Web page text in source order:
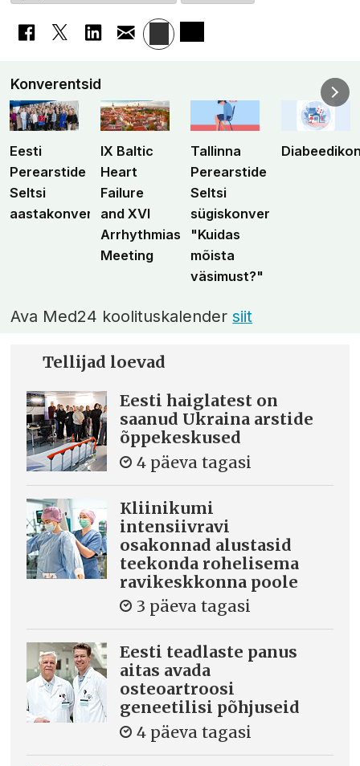
Konverentsid
Eesti
Perearstide
Seltsi
aastakonverents
IX Baltic
Heart
Failure
and XVI
Arrhythmias
Meeting
Tallinna
Perearstide
Seltsi
sügiskonverents
"Kuidas
mõista
väsimust?"
Ava Med24 koolituskalendersiit
Tellijad loevad
Eesti haiglatest on
saanud Ukraina arstide
õppekeskused
4 päeva tagasi
Kliinikumi
intensiivravi
osakonnad alustasid
teekonda rohelisema
ravikeskkonna poole
3 päeva tagasi
Eesti teadlaste panus
aitas avada
osteoartroosi
geneetilisi põhjuseid
4 päeva tagasi